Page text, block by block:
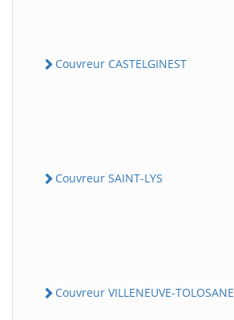
Couvreur CASTELGINEST
Couvreur SAINT-LYS
Couvreur VILLENEUVE-TOLOSANE